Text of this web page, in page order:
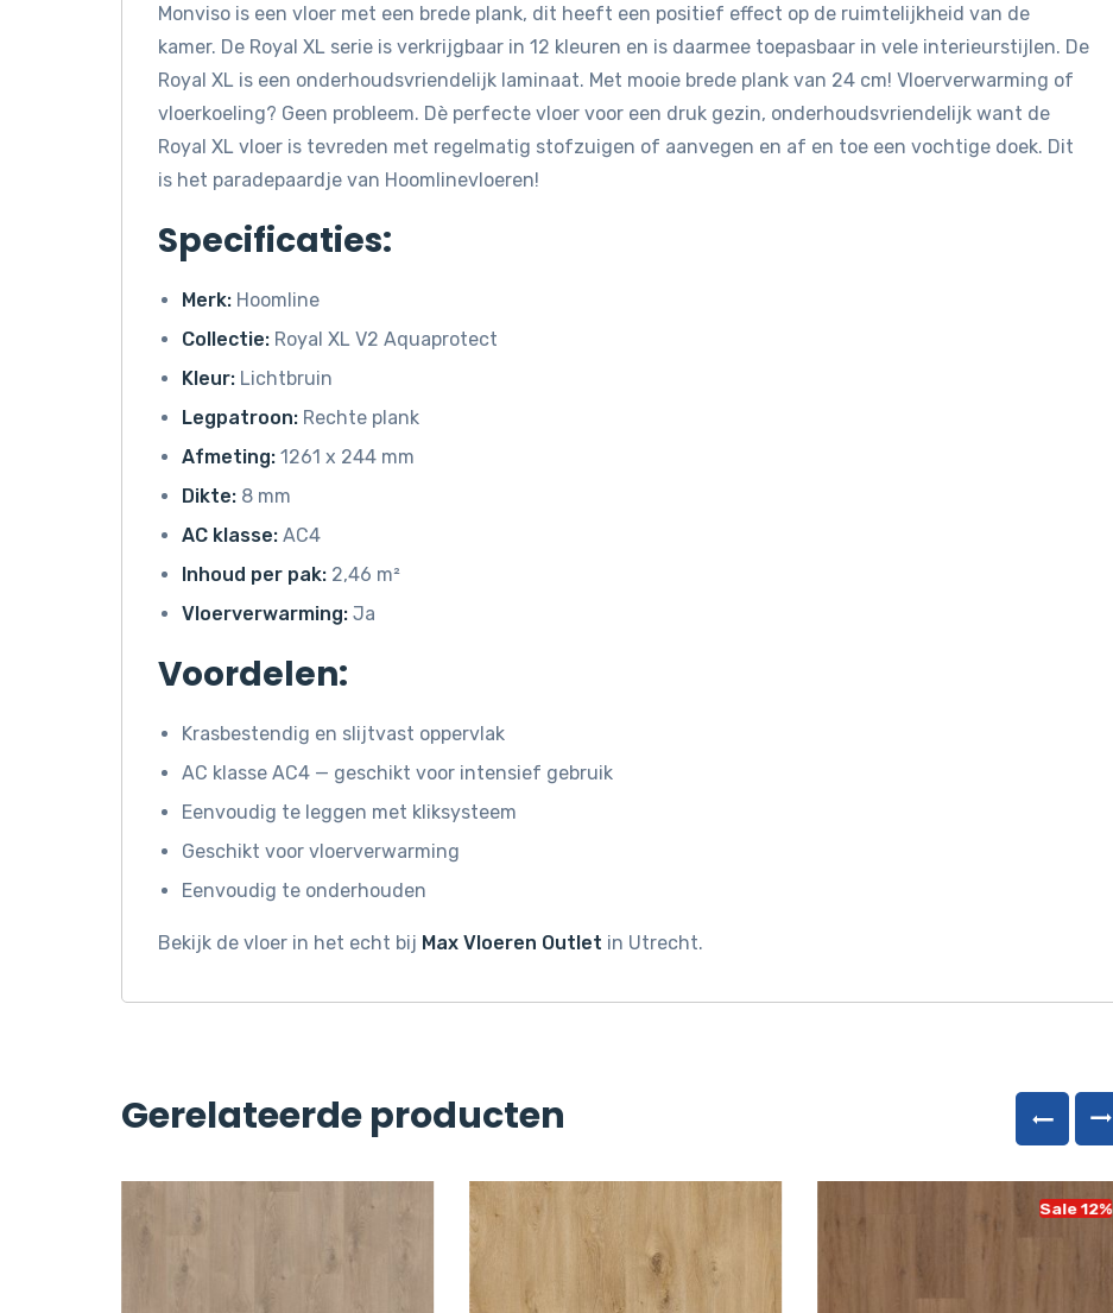
Monviso is een vloer met een brede plank, dit heeft een positief effect op de ruimtelijkheid van de
kamer. De Royal XL serie is verkrijgbaar in 12 kleuren en is daarmee toepasbaar in vele interieurstijlen. De
Royal XL is een onderhoudsvriendelijk laminaat. Met mooie brede plank van 24 cm! Vloerverwarming of
vloerkoeling? Geen probleem. Dè perfecte vloer voor een druk gezin, onderhoudsvriendelijk want de
Royal XL vloer is tevreden met regelmatig stofzuigen of aanvegen en af en toe een vochtige doek. Dit
is het paradepaardje van Hoomlinevloeren!
Specificaties:
Merk: Hoomline
Collectie: Royal XL V2 Aquaprotect
Kleur: Lichtbruin
Legpatroon: Rechte plank
Afmeting: 1261 x 244 mm
Dikte: 8 mm
AC klasse: AC4
Inhoud per pak: 2,46 m²
Vloerverwarming: Ja
Voordelen:
Krasbestendig en slijtvast oppervlak
AC klasse AC4 — geschikt voor intensief gebruik
Eenvoudig te leggen met kliksysteem
Geschikt voor vloerverwarming
Eenvoudig te onderhouden
Bekijk de vloer in het echt bij Max Vloeren Outlet in Utrecht.
Gerelateerde producten
Sale 12%